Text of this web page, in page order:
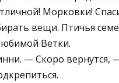
Морковки!
вещи. Птичья
Ветки.
— Скоро вернутся,